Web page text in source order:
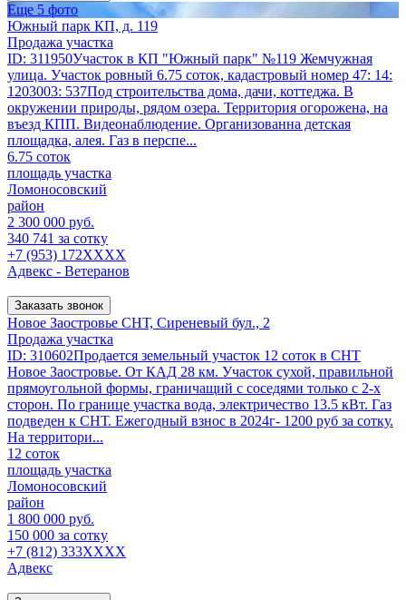
Еще 5 фото
Южный парк КП, д. 119
Продажа участка
ID: 311950Участок в КП "Южный парк" №119 Жемчужная
улица. Участок ровный 6.75 соток, кадастровый номер 47: 14:
1203003: 537Под строительства дома, дачи, коттеджа. В
окружении природы, рядом озера. Территория огорожена, на
въезд КПП. Видеонаблюдение. Организованна детская
площадка, алея. Газ в перспе...
6.75 соток
площадь участка
Ломоносовский
район
2 300 000 руб.
340 741 за сотку
+7 (953) 172XXXX
Адвекс - Ветеранов
Заказать звонок
Новое Заостровье СНТ, Сиреневый бул., 2
Продажа участка
ID: 310602Продается земельный участок 12 соток в СНТ
Новое Заостровье. От КАД 28 км. Участок сухой, правильной
прямоугольной формы, граничащий с соседями только с 2-х
сторон. По границе участка вода, электричество 13.5 кВт. Газ
подведен к СНТ. Ежегодный взнос в 2024г- 1200 руб за сотку.
На территори...
12 соток
площадь участка
Ломоносовский
район
1 800 000 руб.
150 000 за сотку
+7 (812) 333XXXX
Адвекс